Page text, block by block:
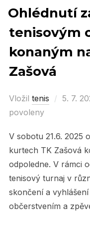
Ohlédnutí
tenisovým
konaným
Zašová
Vložil tenis
Posted
5. 7.
povoleny
V sobotu 21.6. 2025
kurtech TK Zašová
odpoledne. V rámci
tenisový turnaj v
skončení a
občerstvením a